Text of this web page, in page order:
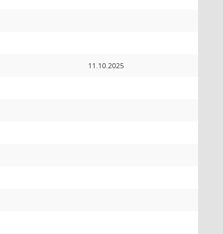
11.10.2025